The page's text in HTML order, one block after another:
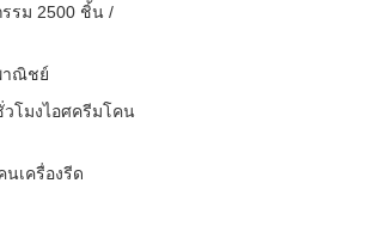
รม 2500 ชิ้น /
าณิชย์
โมงไอศครีมโคน
เครื่องรีด